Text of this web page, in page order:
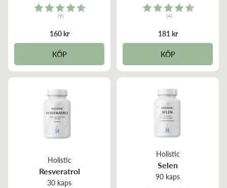
Rating:
(9)
160 kr
KÖP
Rating:
(4)
181 kr
KÖP
Holistic
Resveratrol
30 kaps
Holistic
Selen
90 kaps